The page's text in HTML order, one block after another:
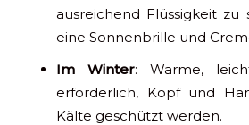
ausreichend Flüssigkeit zu
eine Sonnenbrille und
Im Winter: Warme,
erforderlich, Kopf und
Kälte geschützt werden.